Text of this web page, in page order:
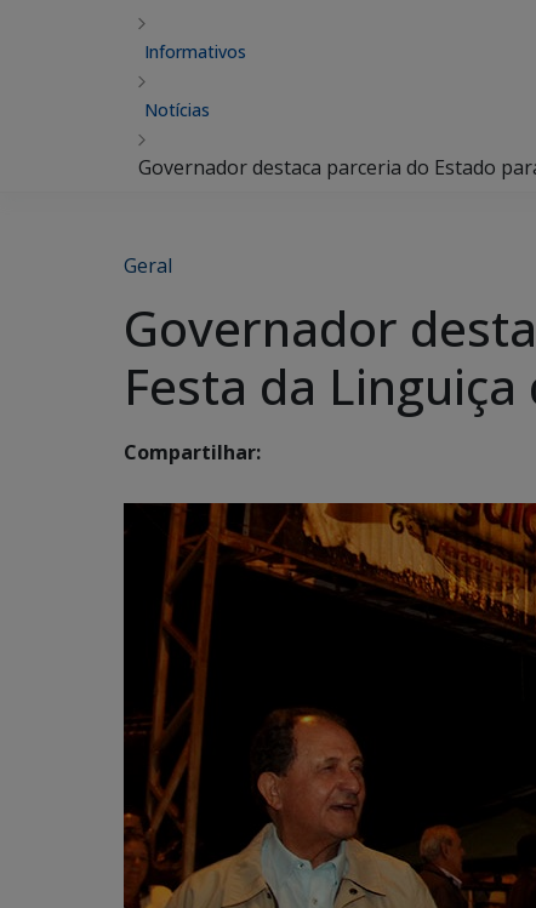
Informativos
Notícias
Governador destaca parceria do Estado
Geral
Governador
Festa da
Compartilhar: